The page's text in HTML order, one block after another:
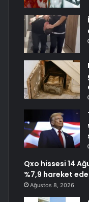
Qxo hissesi 14
%7,9 hareket
Ağustos 8, 2026